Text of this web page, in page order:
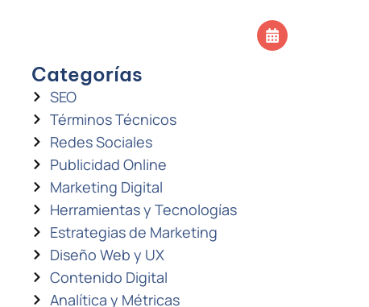
Categorías
SEO
Términos Técnicos
Redes Sociales
Publicidad Online
Marketing Digital
Herramientas y Tecnologías
Estrategias de Marketing
Diseño Web y UX
Contenido Digital
Analítica y Métricas